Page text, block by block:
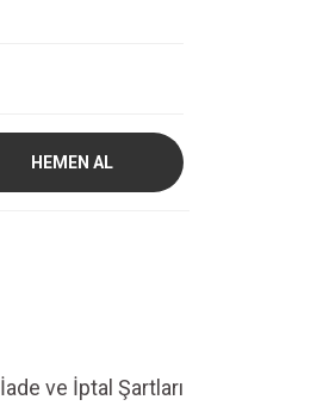
HEMEN AL
İade ve İptal Şartları